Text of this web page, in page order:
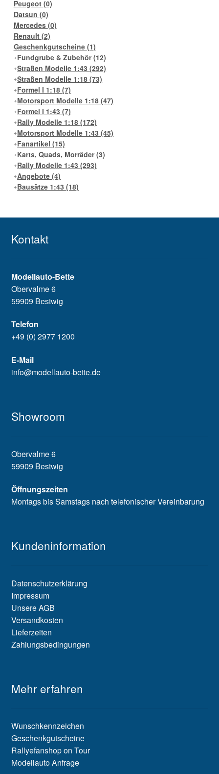
Peugeot (0)
Datsun (0)
Mercedes (0)
Renault (2)
Geschenkgutscheine (1)
Fundgrube & Zubehör(12)
Straßen Modelle 1:43(292)
Straßen Modelle 1:18(73)
Formel I 1:18(7)
Motorsport Modelle 1:18(47)
Formel I 1:43(7)
Rally Modelle 1:18(172)
Motorsport Modelle 1:43(45)
Fanartikel(15)
Karts, Quads, Morräder(3)
Rally Modelle 1:43(293)
Angebote(4)
Bausätze 1:43(18)
Kontakt
Modellauto-Bette
Obervalme 6
59909 Bestwig
Telefon
+49 (0) 2977 1200
E-Mail
info@modellauto-bette.de
Showroom
Obervalme 6
59909 Bestwig
Öffnungszeiten
Montags bis Samstags nach telefonischer Vereinbarung
Kundeninformation
Datenschutzerklärung
Impressum
Unsere AGB
Versandkosten
Lieferzeiten
Zahlungsbedingungen
Mehr erfahren
Wunschkennzeichen
Geschenkgutscheine
Rallyefanshop on Tour
Modellauto Anfrage